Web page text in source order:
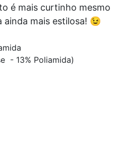
é mais curtinho mesmo
mais estilosa! 😉
- 13% Poliamida)